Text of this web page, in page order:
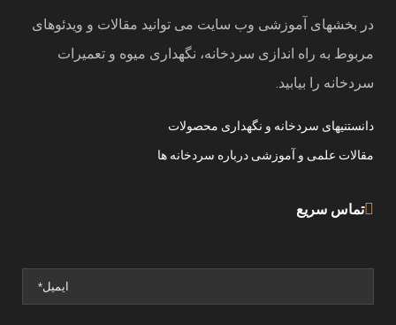
در بخشهای آموزشی وب سایت می توانید مقالات و ویدئوهای
مربوط به راه اندازی سردخانه، نگهداری میوه و تعمیرات
سردخانه را بیابید.
دانستنیهای سردخانه و نگهداری محصولات
مقالات علمی و آموزشی درباره سردخانه ها
تماس سریع